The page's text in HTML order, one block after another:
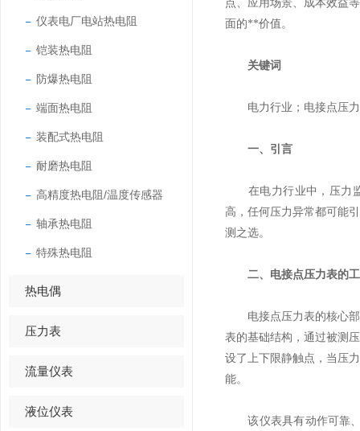
仪表电厂电站热电阻
铠装热电阻
防爆热电阻
端面热电阻
装配式热电阻
耐磨热电阻
高精度热电阻/温度传感器
轴承热电阻
特殊热电阻
热电偶
压力表
流量仪表
液位仪表
点、应用场景、成本效益
面的**价值。
关键词
电力行业；电接点压力
一、引言
在电力行业中，压力监
高，任何压力异常都可能
测之选。
二、电接点压力表的
电接点压力表的核心部
表的基础结构，通过被测
设了上下限静触点，当压
能。
该仪表具有动作可靠、